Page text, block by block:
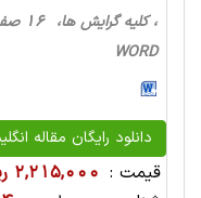
WORD
دانلود رایگان مقاله
قیمت : 2,215,000 ریال